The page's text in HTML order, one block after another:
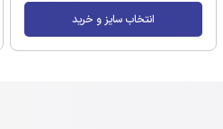
انتخاب سایز و خرید